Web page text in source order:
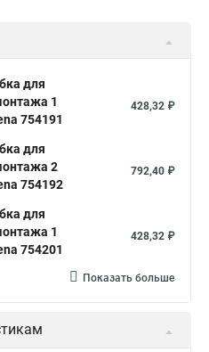
для
1
754191
428,32 ₽
для
2
754192
792,40 ₽
для
1
754201
428,32 ₽
Показать больше